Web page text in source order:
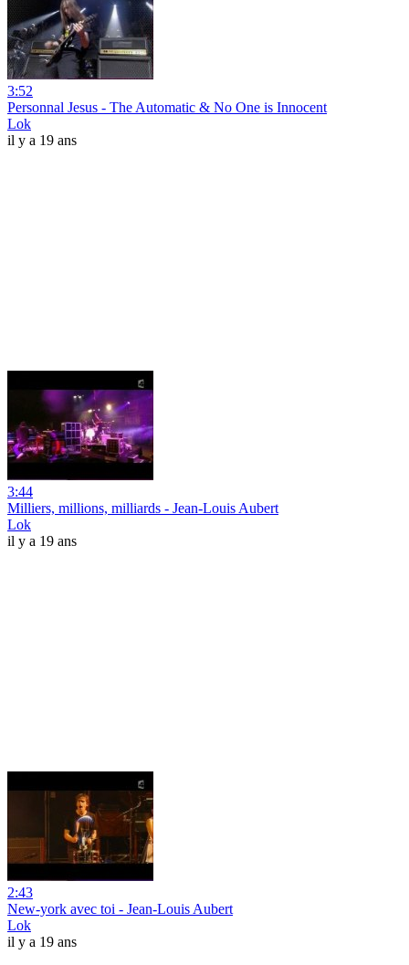
3:52
Personnal Jesus - The Automatic & No One is Innocent
Lok
il y a 19 ans
3:44
Milliers, millions, milliards - Jean-Louis Aubert
Lok
il y a 19 ans
2:43
New-york avec toi - Jean-Louis Aubert
Lok
il y a 19 ans